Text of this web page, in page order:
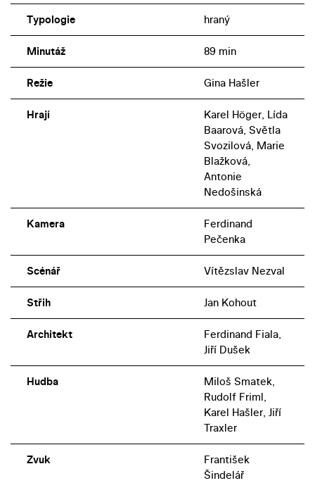
Typologie hraný
Minutáž 89 min
Režie Gina Hašler
Hrají
Karel Höger, Lída
Baarová, Světla
Svozilová, Marie
Blažková,
Antonie
Nedošinská
Kamera
Ferdinand
Pečenka
Scénář Vítězslav Nezval
Střih Jan Kohout
Architekt
Ferdinand Fiala,
Jiří Dušek
Hudba
Miloš Smatek,
Rudolf Friml,
Karel Hašler, Jiří
Traxler
Zvuk
František
Šindelář